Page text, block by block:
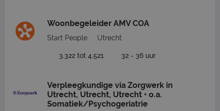
Woonbegeleider AMV COA
Start People Utrecht
3.322 tot 4.521 32 - 36 uur
Verpleegkundige via Zorgwerk in
Utrecht, Utrecht, Utrecht • o.a.
Somatiek/Psychogeriatrie